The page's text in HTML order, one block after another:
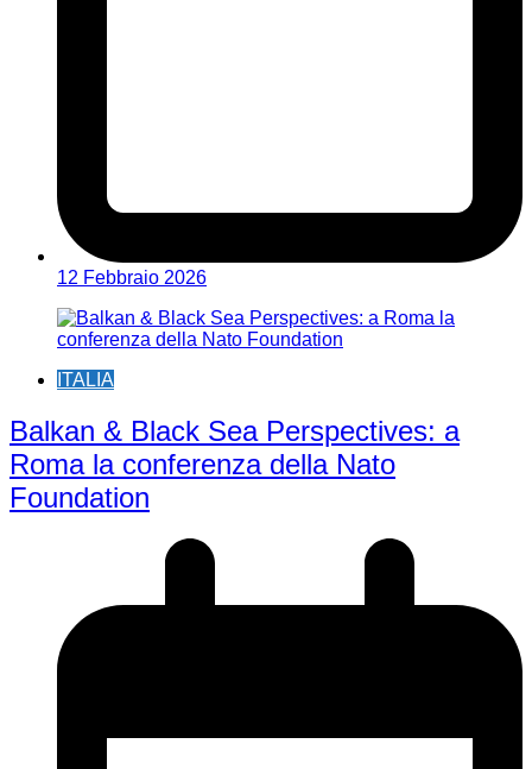
12 Febbraio 2026
ITALIA
Balkan & Black Sea Perspectives: a
Roma la conferenza della Nato
Foundation